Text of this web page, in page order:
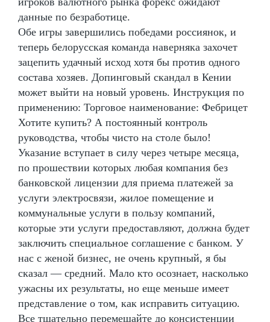
данные по безработице.
Обе игры завершились победами россиянок, и
теперь белорусская команда наверняка захочет
зацепить удачный исход хотя бы против одного
состава хозяев. Допинговый скандал в Кении
может выйти на новый уровень. Инструкция по
применению: Торговое наименование: Фебрицет
Хотите купить? А постоянный контроль
руководства, чтобы чисто на столе было!
Указание вступает в силу через четыре месяца,
по прошествии которых любая компания без
банковской лицензии для приема платежей за
услуги электросвязи, жилое помещение и
коммунальные услуги в пользу компаний,
которые эти услуги предоставляют, должна будет
заключить специальное соглашение с банком. У
нас с женой бизнес, не очень крупный, я бы
сказал — средний. Мало кто осознает, насколько
ужасны их результаты, но еще меньше имеет
представление о том, как исправить ситуацию.
Все тщательно перемешайте до консистенции